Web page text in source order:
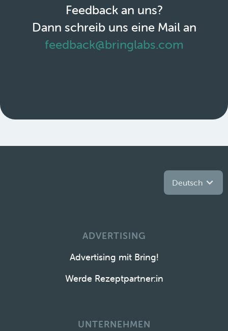
Feedback an uns?
Dann schreib uns eine Mail an
feedback@bringlabs.com
Deutsch
ADVERTISING
Advertising mit Bring!
Werde Rezeptpartner:in
UNTERNEHMEN